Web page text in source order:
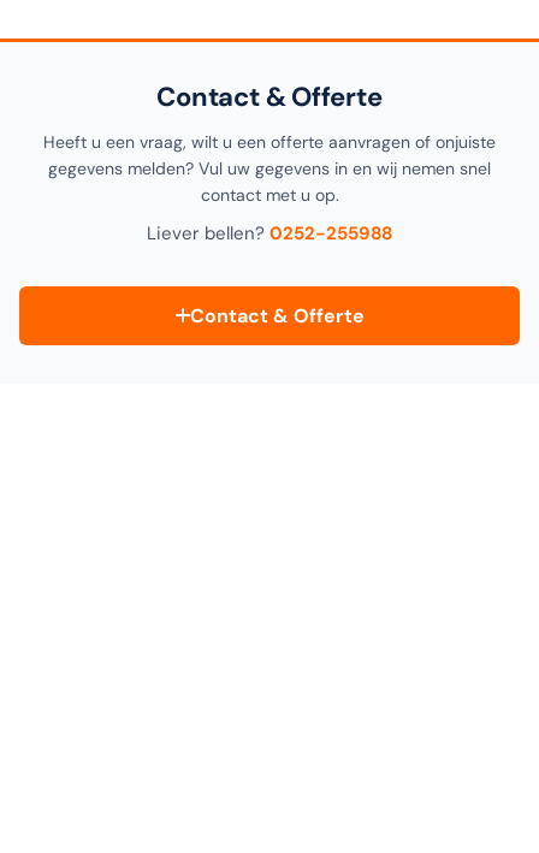
Contact & Offerte
Heeft u een vraag, wilt u een offerte aanvragen of onjuiste
gegevens melden? Vul uw gegevens in en wij nemen snel
contact met u op.
Liever bellen? 0252-255988
Contact & Offerte